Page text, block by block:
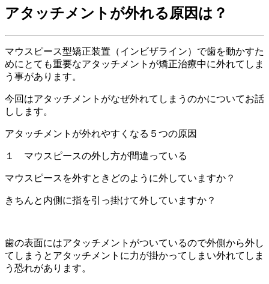
アタッチメントが外れる原因は？
マウスピース型矯正装置（インビザライン）で歯を動かすた
めにとても重要なアタッチメントが矯正治療中に外れてしま
う事があります。
今回はアタッチメントがなぜ外れてしまうのかについてお話
しします。
アタッチメントが外れやすくなる５つの原因
１ マウスピースの外し方が間違っている
マウスピースを外すときどのように外していますか？
きちんと内側に指を引っ掛けて外していますか？
歯の表面にはアタッチメントがついているので外側から外し
てしまうとアタッチメントに力が掛かってしまい外れてしま
う恐れがあります。